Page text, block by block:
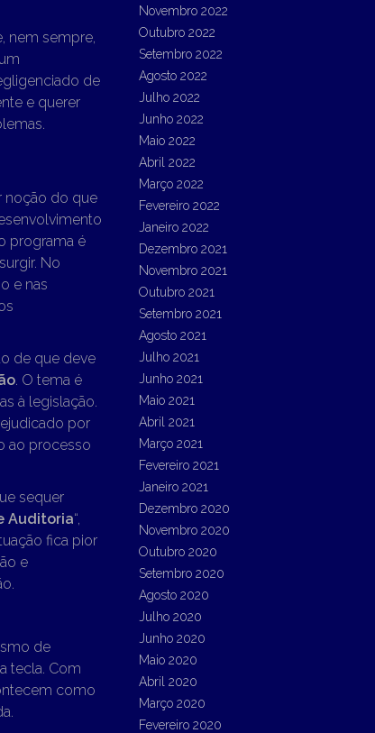
nem sempre,
de
e querer
noção do que
programa é
No
e nas
de que deve
. O tema é
à legislação.
por
ao processo
sequer
Auditoria“,
fica pior
e
de
tecla. Com
como
Novembro 2022
Outubro 2022
Setembro 2022
Agosto 2022
Julho 2022
Junho 2022
Maio 2022
Abril 2022
Março 2022
Fevereiro 2022
Janeiro 2022
Dezembro 2021
Novembro 2021
Outubro 2021
Setembro 2021
Agosto 2021
Julho 2021
Junho 2021
Maio 2021
Abril 2021
Março 2021
Fevereiro 2021
Janeiro 2021
Dezembro 2020
Novembro 2020
Outubro 2020
Setembro 2020
Agosto 2020
Julho 2020
Junho 2020
Maio 2020
Abril 2020
Março 2020
Fevereiro 2020